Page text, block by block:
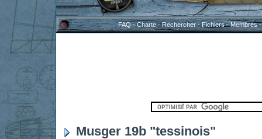
FAQ-Charte-Rechercher-Fichiers-Membres
Musger 19b "tessinois"